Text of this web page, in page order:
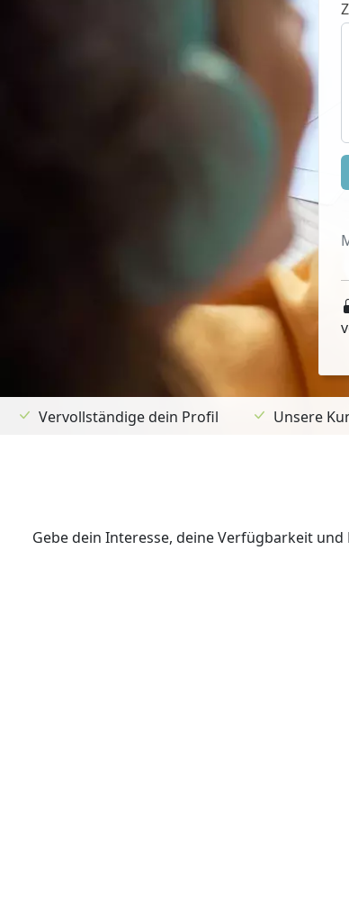
Vervollständige dein Profil Unsere
Gebe dein Interesse, deine Verfügbarkeit